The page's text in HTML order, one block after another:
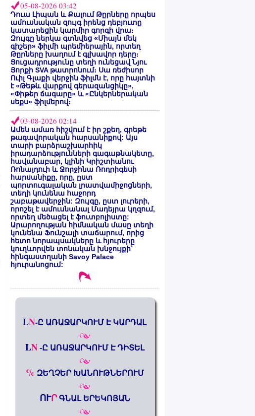
05-08-2026 03:42
Դուա Լիպան և Քալում Թըրները որպես
ամուսնական զույգ իրենց դեբյուտը
կատարեցին կարմիր գորգի վրա։
Զույգը ներկա գտնվեց «Միայն մեկ
գիշեր» ֆիլմի պրեմիերային, որտեղ
Թըրները խաղում է գլխավոր դերը։
Ցուցադրությունը տեղի ունեցավ Նյու
Յորքի SVA թատրոնում։ Սա ռեժիսոր
Ուիլ Գլաքի վերջին ֆիլմն է, որը հայտնի
է «Թեթև վարքով գերազանցիկը»,
«Փիթեր ճագարը» և «Ընկերներական
սեքս» ֆիլմերով։
03-08-2026 02:14
Ամեն ամառ հիշվում է իր շքեղ, գրեթե
թագավորական հարսանիքով: Այս
տարի բարձրաշխարհիկ
իրադարձությունների գագաթնակետը,
հավանաբար, կլինի Կրիշտիանու
Ռոնալդուի և Ջորջինա Ռոդրիգեսի
հարսանիքը, որը, ըստ
պորտուգալական լրատվամիջոցների,
տեղի կունենա հաջորդ
շաբաթավերջին: Զույգը, ըստ լուրերի,
որոշել է ամուսնանալ Մադեյրա կղզում,
որտեղ մեծացել է ֆուտբոլիստը:
Արարողության հիմնական մասը տեղի
կունենա Ֆունշալի տաճարում, որից
հետո նորապսակները և հյուրերը
կուղևորվեն տոնական խնջույքի՝
հինգաստղանի Savoy Palace
հյուրանոցում:
LN-Ը ԱՌԱՋԱՐԿՈՒՄ Է ԿԱՐԴԱԼ
LN-Ը ԱՌԱՋԱՐԿՈՒՄ Է ԴԻՏԵԼ
% ԶԵՂՉԵՐ ԽԱՆՈՒԹՆԵՐՈՒՄ
ՈՒՐԳՆԱԼ ԵՐԵԿՈՅԱՆ